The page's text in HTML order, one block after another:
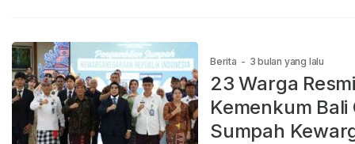
Berita - 3 bulan yang lalu
23 Warga
Kemenkum
Sumpah